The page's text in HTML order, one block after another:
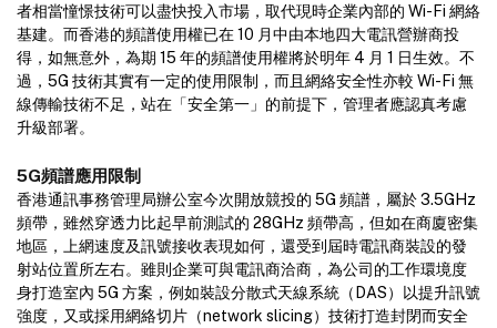
者相當憧憬技術可以盡快投入市場，取代現時企業內部的 Wi-Fi 網絡
基建。而香港的頻譜使用權已在 10 月中由本地四大電訊營辦商投
得，如無意外，為期 15 年的頻譜使用權將於明年 4 月 1 日生效。不
過，5G 技術其實有一定的使用限制，而且網絡安全性亦較 Wi-Fi 無
線傳輸技術不足，站在「安全第一」的前提下，管理者應認真考慮
升級部署。
5G頻譜應用限制
香港通訊事務管理局辦公室今次開放競投的 5G 頻譜，屬於 3.5GHz
頻帶，雖然穿透力比起早前測試的 28GHz 頻帶高，但如在商廈密集
地區，上網速度及訊號接收表現如何，還受到屆時電訊商裝設的發
射站位置所左右。雖則企業可與電訊商洽商，為公司的工作環境度
身打造室內 5G 方案，例如裝設分散式天線系統（DAS）以提升訊號
強度，又或採用網絡切片（network slicing）技術打造封閉而安全